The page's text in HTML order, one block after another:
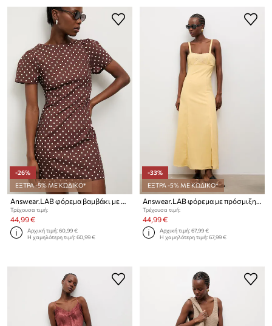
-26%
ΕΞΤΡΑ -5% ΜΕ ΚΩΔΙΚΟ*
Answear.LAB φόρεμα βαμβάκι με ελαστάν
Τρέχουσα τιμή:
44,99 €
Αρχική τιμή:60,99 €
Η χαμηλότερη τιμή:60,99 €
-33%
ΕΞΤΡΑ -5% ΜΕ ΚΩΔΙΚΟ*
Answear.LAB φόρεμα με πρόσμιξη λινού
Τρέχουσα τιμή:
44,99 €
Αρχική τιμή:67,99 €
Η χαμηλότερη τιμή:67,99 €